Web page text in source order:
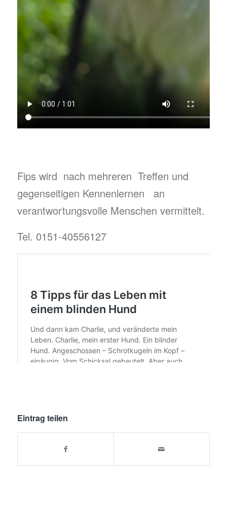
Fips wird nach mehreren Treffen und
gegenseitigen Kennenlernen an
verantwortungsvolle Menschen vermittelt.
Tel. 0151-40556127
Eintrag teilen